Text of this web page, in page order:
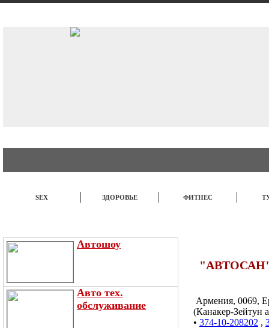
SEX ЗДОРОВЬЕ ФИТНЕС
Автошоу
Авто тех.
обслуживание
Армения, 0069,
(Канакер-Зейтун
• 374-10-208202 ,